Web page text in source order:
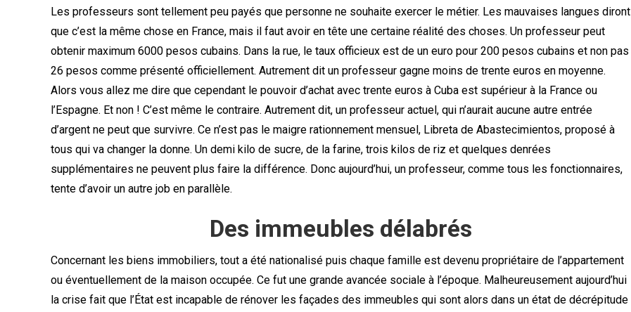
Les professeurs sont tellement peu payés que personne ne souhaite exercer le métier. Les mauvaises langues diront
que c’est la même chose en France, mais il faut avoir en tête une certaine réalité des choses. Un professeur peut
obtenir maximum 6000 pesos cubains. Dans la rue, le taux officieux est de un euro pour 200 pesos cubains et non pas
26 pesos comme présenté officiellement. Autrement dit un professeur gagne moins de trente euros en moyenne.
Alors vous allez me dire que cependant le pouvoir d’achat avec trente euros à Cuba est supérieur à la France ou
l’Espagne. Et non ! C’est même le contraire. Autrement dit, un professeur actuel, qui n’aurait aucune autre entrée
d’argent ne peut que survivre. Ce n’est pas le maigre rationnement mensuel, Libreta de Abastecimientos, proposé à
tous qui va changer la donne. Un demi kilo de sucre, de la farine, trois kilos de riz et quelques denrées
supplémentaires ne peuvent plus faire la différence. Donc aujourd’hui, un professeur, comme tous les fonctionnaires,
tente d’avoir un autre job en parallèle.
Des immeubles délabrés
Concernant les biens immobiliers, tout a été nationalisé puis chaque famille est devenu propriétaire de l’appartement
ou éventuellement de la maison occupée. Ce fut une grande avancée sociale à l’époque. Malheureusement aujourd’hui
la crise fait que l’État est incapable de rénover les façades des immeubles qui sont alors dans un état de décrépitude